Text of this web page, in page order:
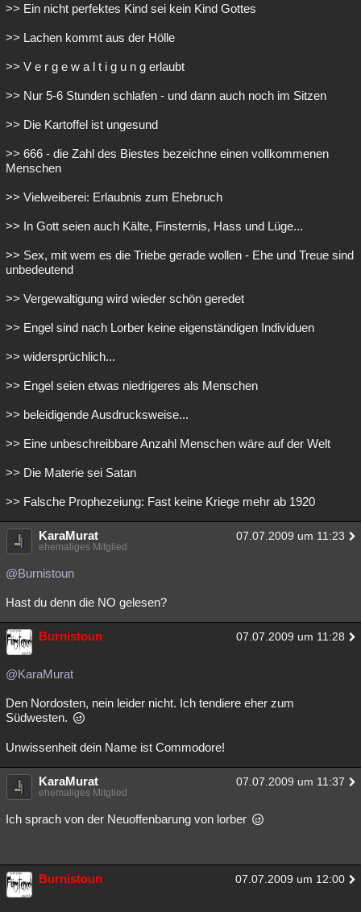
>> Ein nicht perfektes Kind sei kein Kind Gottes
>> Lachen kommt aus der Hölle
>> V e r g e w a l t i g u n g erlaubt
>> Nur 5-6 Stunden schlafen - und dann auch noch im Sitzen
>> Die Kartoffel ist ungesund
>> 666 - die Zahl des Biestes bezeichne einen vollkommenen
Menschen
>> Vielweiberei: Erlaubnis zum Ehebruch
>> In Gott seien auch Kälte, Finsternis, Hass und Lüge...
>> Sex, mit wem es die Triebe gerade wollen - Ehe und Treue sind
unbedeutend
>> Vergewaltigung wird wieder schön geredet
>> Engel sind nach Lorber keine eigenständigen Individuen
>> widersprüchlich...
>> Engel seien etwas niedrigeres als Menschen
>> beleidigende Ausdrucksweise...
>> Eine unbeschreibbare Anzahl Menschen wäre auf der Welt
>> Die Materie sei Satan
>> Falsche Prophezeiung: Fast keine Kriege mehr ab 1920
KaraMurat 07.07.2009 um 11:23
ehemaliges Mitglied
@Burnistoun
Hast du denn die NO gelesen?
Burnistoun 07.07.2009 um 11:28
@KaraMurat
Den Nordosten, nein leider nicht. Ich tendiere eher zum
Südwesten.
Unwissenheit dein Name ist Commodore!
KaraMurat 07.07.2009 um 11:37
ehemaliges Mitglied
Ich sprach von der Neuoffenbarung von lorber
Burnistoun 07.07.2009 um 12:00